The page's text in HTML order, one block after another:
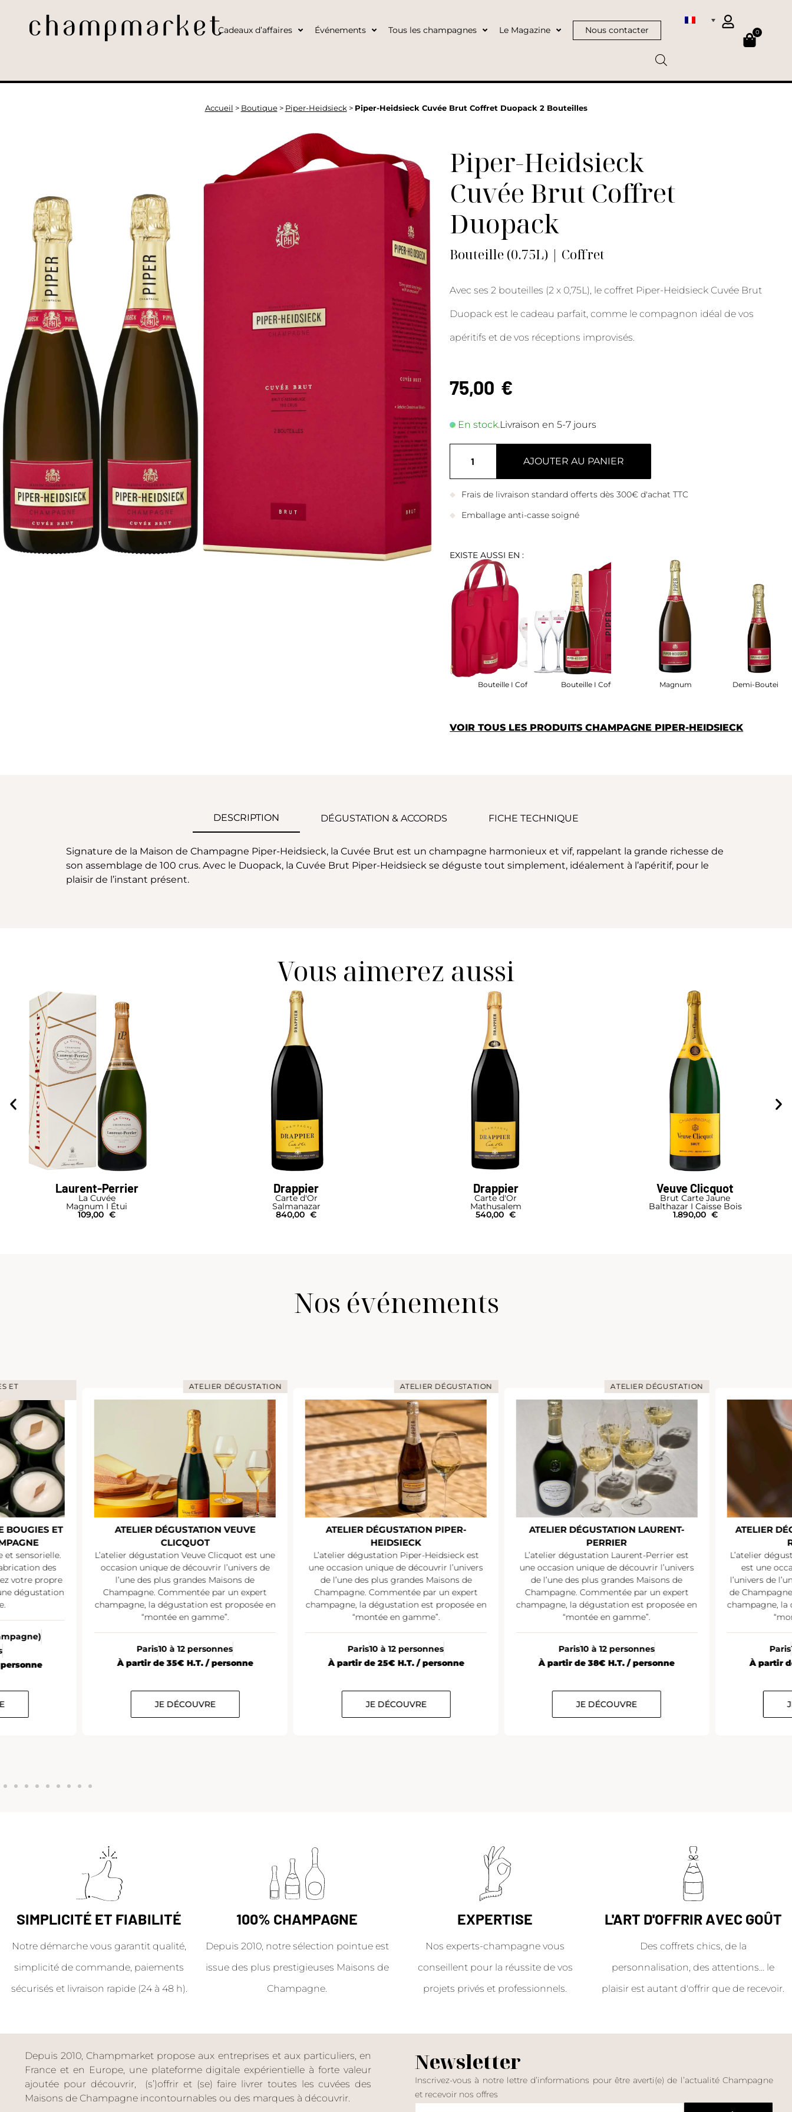
Cadeaux d’affaires Événements Tous les champagnes Le Magazine Nous contacter 0
Accueil > Boutique> Piper-Heidsieck> Piper-Heidsieck Cuvée Brut Coffret Duopack 2 Bouteilles
Piper-Heidsieck
Cuvée Brut Coffret
Duopack
Bouteille (0.75L) | Coffret
Avec ses 2 bouteilles (2 x 0,75L), le coffret Piper-Heidsieck Cuvée Brut
Duopack est le cadeau parfait, comme le compagnon idéal de vos
apéritifs et de vos réceptions improvisés.
75,00 €
En stock.Livraison en 5-7 jours
AJOUTER AU PANIER
Frais de livraison standard offerts dès 300€ d'achat TTC
Emballage anti-casse soigné
EXISTE AUSSI EN :
Bouteille I Coffret Bouteille I Coffret Magnum Demi-Bouteille
VOIR TOUS LES PRODUITS CHAMPAGNE PIPER-HEIDSIECK
DESCRIPTION DÉGUSTATION & ACCORDS FICHE TECHNIQUE
Signature de la Maison de Champagne Piper-Heidsieck, la Cuvée Brut est un champagne harmonieux et vif, rappelant la grande richesse de
son assemblage de 100 crus. Avec le Duopack, la Cuvée Brut Piper-Heidsieck se déguste tout simplement, idéalement à l’apéritif, pour le
plaisir de l’instant présent.
Vous aimerez aussi
Laurent-Perrier
La Cuvée
Magnum I Étui
109,00 €
Drappier
Carte d'Or
Salmanazar
840,00 €
Drappier
Carte d'Or
Mathusalem
540,00 €
Veuve Clicquot
Brut Carte Jaune
Balthazar I Caisse Bois
1.890,00 €
Nos événements
ET
BOUGIES ET
et sensorielle.
des
votre propre
dégustation
ATELIER DÉGUSTATION
ATELIER DÉGUSTATION VEUVE
CLICQUOT
L’atelier dégustation Veuve Clicquot est une
occasion unique de découvrir l’univers de
l’une des plus grandes Maisons de
Champagne. Commentée par un expert
champagne, la dégustation est proposée en
“montée en gamme”.
Paris10 à 12 personnes
À partir de 35€ H.T. / personne
JE DÉCOUVRE
ATELIER DÉGUSTATION
ATELIER DÉGUSTATION PIPER-
HEIDSIECK
L’atelier dégustation Piper-Heidsieck est
une occasion unique de découvrir l’univers
de l’une des plus grandes Maisons de
Champagne. Commentée par un expert
champagne, la dégustation est proposée en
“montée en gamme”.
Paris10 à 12 personnes
À partir de 25€ H.T. / personne
JE DÉCOUVRE
ATELIER DÉGUSTATION
ATELIER DÉGUSTATION LAURENT-
PERRIER
L’atelier dégustation Laurent-Perrier est
une occasion unique de découvrir l’univers
de l’une des plus grandes Maisons de
Champagne. Commentée par un expert
champagne, la dégustation est proposée en
“montée en gamme”.
Paris10 à 12 personnes
À partir de 38€ H.T. / personne
JE DÉCOUVRE
ATELIER
L’atelier
est une
l’univers de
de
champagne, la
Paris
À partir
SIMPLICITÉ ET FIABILITÉ
Notre démarche vous garantit qualité,
simplicité de commande, paiements
sécurisés et livraison rapide (24 à 48 h).
100% CHAMPAGNE
Depuis 2010, notre sélection pointue est
issue des plus prestigieuses Maisons de
Champagne.
EXPERTISE
Nos experts-champagne vous
conseillent pour la réussite de vos
projets privés et professionnels.
L'ART D'OFFRIR AVEC GOÛT
Des coffrets chics, de la
personnalisation, des attentions… le
plaisir est autant d'offrir que de recevoir.
Depuis 2010, Champmarket propose aux entreprises et aux particuliers, en
France et en Europe, une plateforme digitale expérientielle à forte valeur
ajoutée pour découvrir, (s’)offrir et (se) faire livrer toutes les cuvées des
Maisons de Champagne incontournables ou des marques à découvrir.
Newsletter
Inscrivez-vous à notre lettre d’informations pour être averti(e) de l’actualité Champagne
et recevoir nos offres